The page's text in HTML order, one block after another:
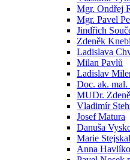
Mgr. Ondřej
Mgr. Pavel
Jindřich
Zdeněk Knebl
Ladislava
Milan Pavlů
Ladislav
Doc. ak. mal.
MUDr.
Vladimír
Josef Matura
Danuša
Marie
Anna